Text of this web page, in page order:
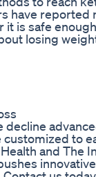
have
it is safe
losing
to
and